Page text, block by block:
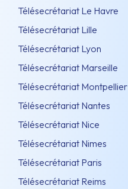
Télésecrétariat Le Havre
Télésecrétariat Lille
Télésecrétariat Lyon
Télésecrétariat Marseille
Télésecrétariat Montpellier
Télésecrétariat Nantes
Télésecrétariat Nice
Télésecrétariat Nimes
Télésecrétariat Paris
Télésecrétariat Reims